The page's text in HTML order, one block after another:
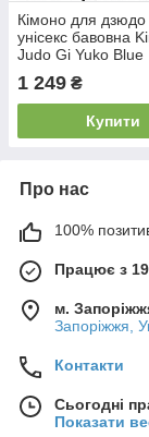
Кімоно для дзюдо
унісекс бавовна
Judo Gi Yuko Blue
щільність 450 гр/
см)
1 249 ₴
Купити
Про нас
100%
Працює з
м.
Запоріжжя,
Контакти
Сьогодні
Показати